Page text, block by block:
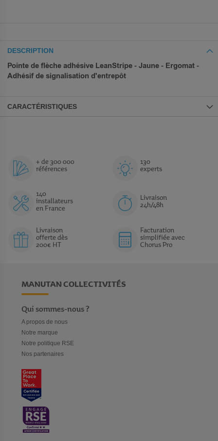
DESCRIPTION
Pointe de flèche adhésive LeanStripe - Jaune - Ergomat -
Adhésif de signalisation d'entrepôt
CARACTÉRISTIQUES
+ de 300 000
références
130
experts
140
installateurs
en France
Livraison
24h/48h
Livraison
offerte dès
200€ HT
Facturation
simplifiée avec
Chorus Pro
MANUTAN COLLECTIVITÉS
Qui sommes-nous ?
A propos de nous
Notre marque
Notre politique RSE
Nos partenaires